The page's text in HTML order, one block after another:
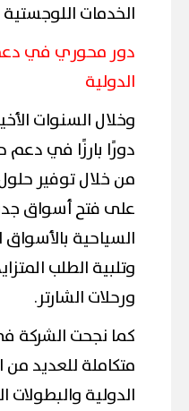
الخدمات
دور محوري في
الدولية
وخلال السنوات
دورًا بارزًا في دعم
من خلال توفير
على فتح أسواق
السياحية
وتلبية الطلب
ورحلات الشارتر.
كما نجحت الشركة
متكاملة للعديد من
الدولية